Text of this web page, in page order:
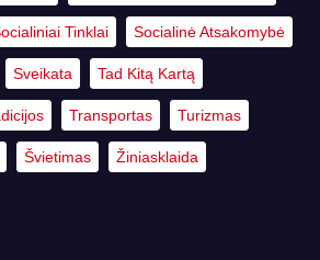
Tinklai Socialinė Atsakomybė
Sveikata Tad Kitą Kartą
Transportas Turizmas
Švietimas Žiniasklaida